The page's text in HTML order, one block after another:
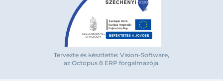
Tervezte és készítette: Vision-Software,
az Octopus 8 ERP forgalmazója.